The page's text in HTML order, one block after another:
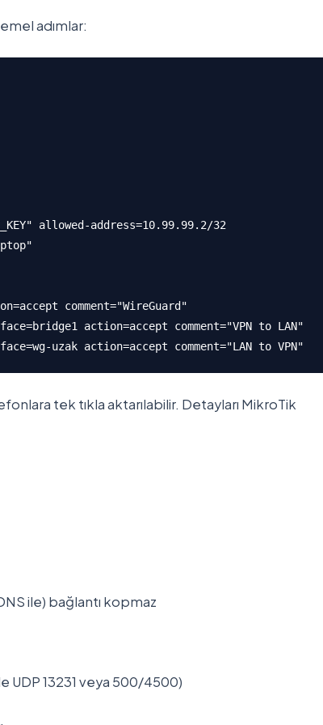
adımlar:
allowed-address=10.99.99.2/32
comment="WireGuard"
action=accept comment="VPN to LAN"
uzak action=accept comment="LAN to VPN"
tek tıkla aktarılabilir. Detayları MikroTik
ile) bağlantı kopmaz
UDP 13231 veya 500/4500)